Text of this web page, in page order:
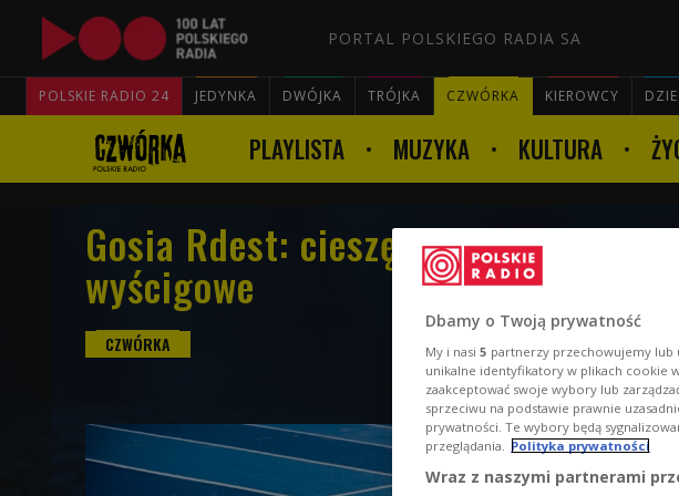
PORTAL POLSKIEGO RADIA SA
POLSKIE RADIO 24 JEDYNKA DWÓJKA TRÓJKA CZWÓRKA KIEROWCY
PLAYLISTA MUZYKA KULTURA
Gosia Rdest: cieszę się, że wracam
wyścigowe
Dbamy o Twoją prywatność
My i nasi 5 partnerzy przechowujemy lub
unikalne identyfikatory w plikach cookie
zaakceptować swoje wybory lub
sprzeciwu na podstawie prawnie
prywatności. Te wybory będą
przeglądania.
Polityka prywatności
Wraz z naszymi partnerami